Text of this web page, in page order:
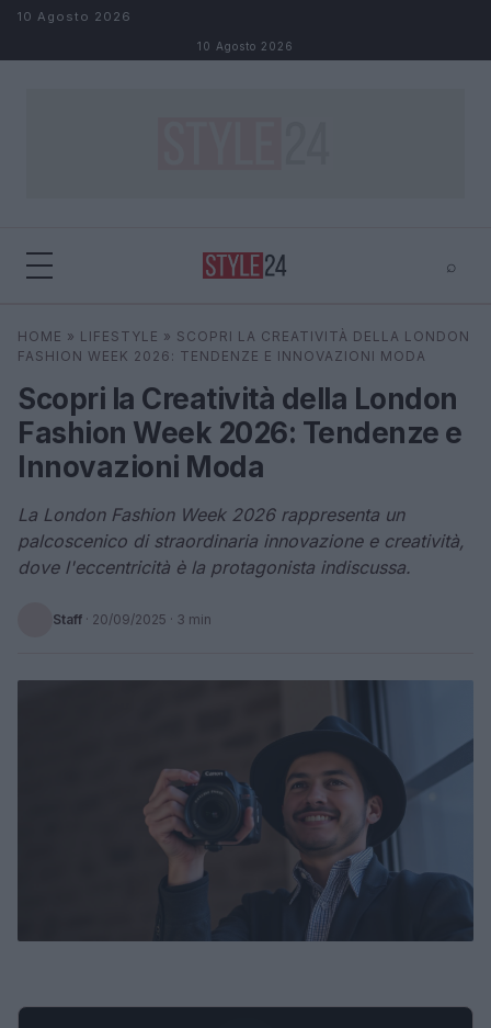
Salta al contenuto
10 Agosto 2026
10 Agosto 2026
⌕
Cerca ⌕ ×
HOME » LIFESTYLE » SCOPRI LA CREATIVITÀ DELLA LONDON
FASHION WEEK 2026: TENDENZE E INNOVAZIONI MODA
Scopri la Creatività della London
Fashion Week 2026: Tendenze e
Innovazioni Moda
La London Fashion Week 2026 rappresenta un
palcoscenico di straordinaria innovazione e creatività,
dove l'eccentricità è la protagonista indiscussa.
Staff · 20/09/2025 · 3 min